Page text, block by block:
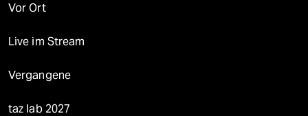
Vor Ort
Live im Stream
Vergangene
taz lab 2027